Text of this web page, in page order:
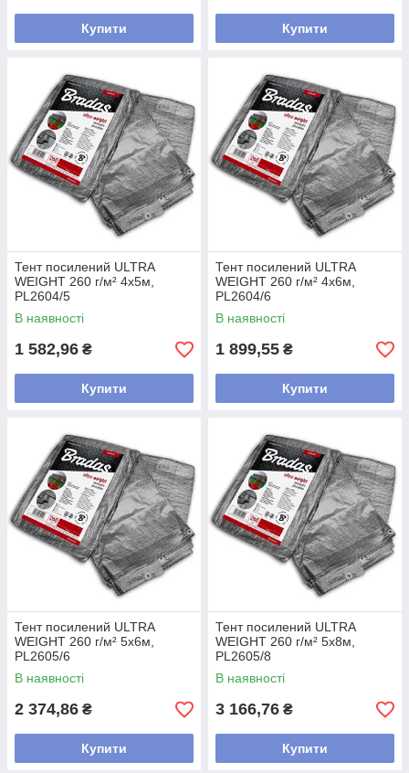
Купити Купити
Тент посилений ULTRA
WEIGHT 260 г/м² 4х5м,
PL2604/5
В наявності
1 582,96 ₴
Купити
Тент посилений ULTRA
WEIGHT 260 г/м² 4х6м,
PL2604/6
В наявності
1 899,55 ₴
Купити
Тент посилений ULTRA
WEIGHT 260 г/м² 5х6м,
PL2605/6
В наявності
2 374,86 ₴
Купити
Тент посилений ULTRA
WEIGHT 260 г/м² 5х8м,
PL2605/8
В наявності
3 166,76 ₴
Купити